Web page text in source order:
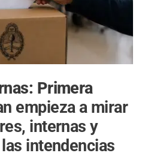
Primera
empieza a mirar
internas y
intendencias